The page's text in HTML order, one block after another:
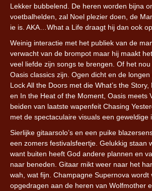
Lekker bubbelend. De heren worden bijna
voetbalhelden, zal Noel plezier doen, de
ie is. AKA…What a Life draagt hij dan ook op
Weinig interactie met het publiek van de
verwacht van de brompot maar hij maakt
veel liefde zijn songs te brengen. Of het
Oasis classics zijn. Ogen dicht en de longen
Lock All the Doors met die What’s the
en In the Heat of the Moment, Oasis meets
beiden van laatste wapenfeit Chasing
met de spectaculaire visuals een geweldige
Sierlijke gitaarsolo’s en een puike
een zomers festivalsfeertje. Gelukkig staan
want buiten heeft God andere plannen en
naar beneden. Gitaar mikt weer naar het
wah, wat fijn. Champagne Supernova wordt
opgedragen aan de heren van Wolfmother